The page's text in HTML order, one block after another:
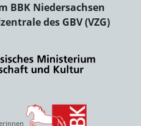
BBK Niedersachsen
des GBV (VZG)